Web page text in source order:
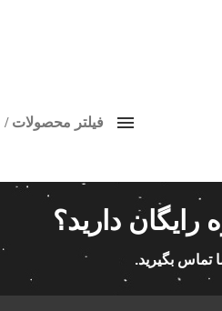
در انبار
فیلتر محصولات
رایگان دارید؟
تماس بگیرید.